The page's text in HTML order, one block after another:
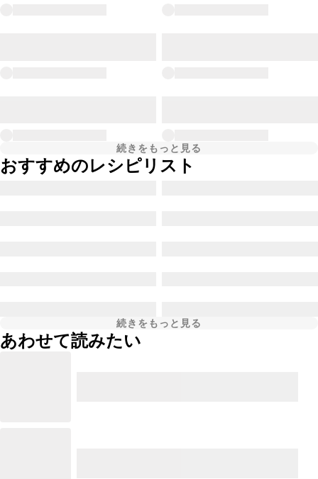
続きをもっと見る
おすすめのレシピリスト
続きをもっと見る
あわせて読みたい